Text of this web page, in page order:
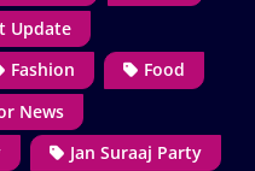
Update
Fashion
Food
News
Jan Suraaj Party